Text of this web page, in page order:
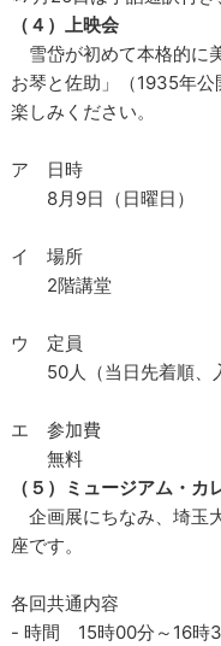
（４）上映会
雪岱が初めて本格的に
お琴と佐助」（1935年
楽しみください。
ア 日時
8月9日（日曜日）
イ 場所
2階講堂
ウ 定員
50人（当日先着順、
エ 参加費
無料
（５）ミュージアム・
企画展にちなみ、埼玉
座です。
各回共通内容
- 時間 15時00分～16時